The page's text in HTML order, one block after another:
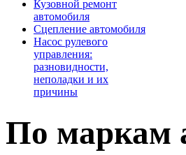
Кузовной ремонт
автомобиля
Сцепление автомобиля
Насос рулевого
управления:
разновидности,
неполадки и их
причины
По маркам